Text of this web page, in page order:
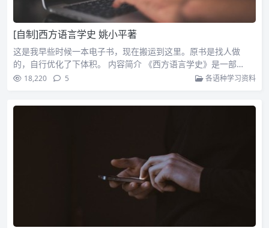
[自制]西方语言学史 姚小平著
这是我早些时候一本电子书，现在搬运到这里。原书是找人做
的，自行优化了下体积。 内容简介 《西方语言学史》是一部…
18,220 5 各语种学习资料